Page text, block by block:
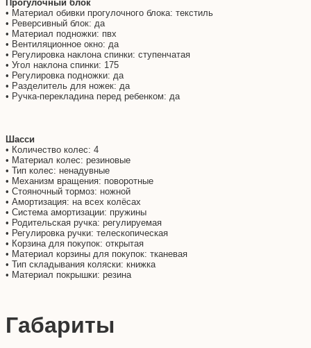
Прогулочный блок
• Материал обивки прогулочного блока: текстиль
• Реверсивный блок: да
• Материал подножки: пвх
• Вентиляционное окно: да
• Регулировка наклона спинки: ступенчатая
• Угол наклона спинки: 175
• Регулировка подножки: да
• Разделитель для ножек: да
• Ручка-перекладина перед ребенком: да
Шасси
​• Количество колес: 4
• Материал колес: резиновые
• Тип колес: ненадувные
• Механизм вращения: поворотные
• Стояночный тормоз: ножной
• Амортизация: на всех колёсах
• Система амортизации: пружины
• Родительская ручка: регулируемая
• Регулировка ручки: телескопическая
• Корзина для покупок: открытая
• Материал корзины для покупок: тканевая
• Тип складывания коляски: книжка
• Материал покрышки: резина
Габариты